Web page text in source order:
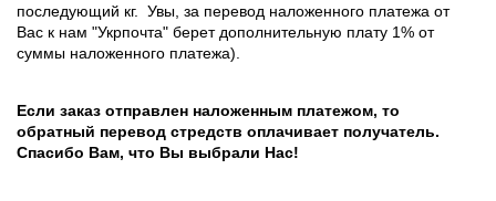
последующий кг. Увы, за перевод наложенного платежа от
Вас к нам "Укрпочта" берет дополнительную плату 1% от
суммы наложенного платежа).
Если заказ отправлен наложенным платежом, то
обратный перевод стредств оплачивает получатель.
Спасибо Вам, что Вы выбрали Нас!